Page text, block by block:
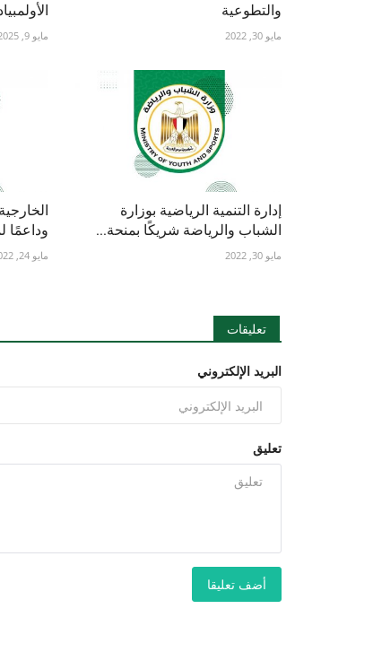
والتطوعية
مايو 30, 2022 مايو 9, 2025
إدارة التنمية الرياضية بوزارة
الشباب والرياضة شريكًا بمنحة...
مايو 30, 2022
وداعمًا
مايو 24, 2022
تعليقات
البريد الإلكتروني
تعليق
أضف تعليقا